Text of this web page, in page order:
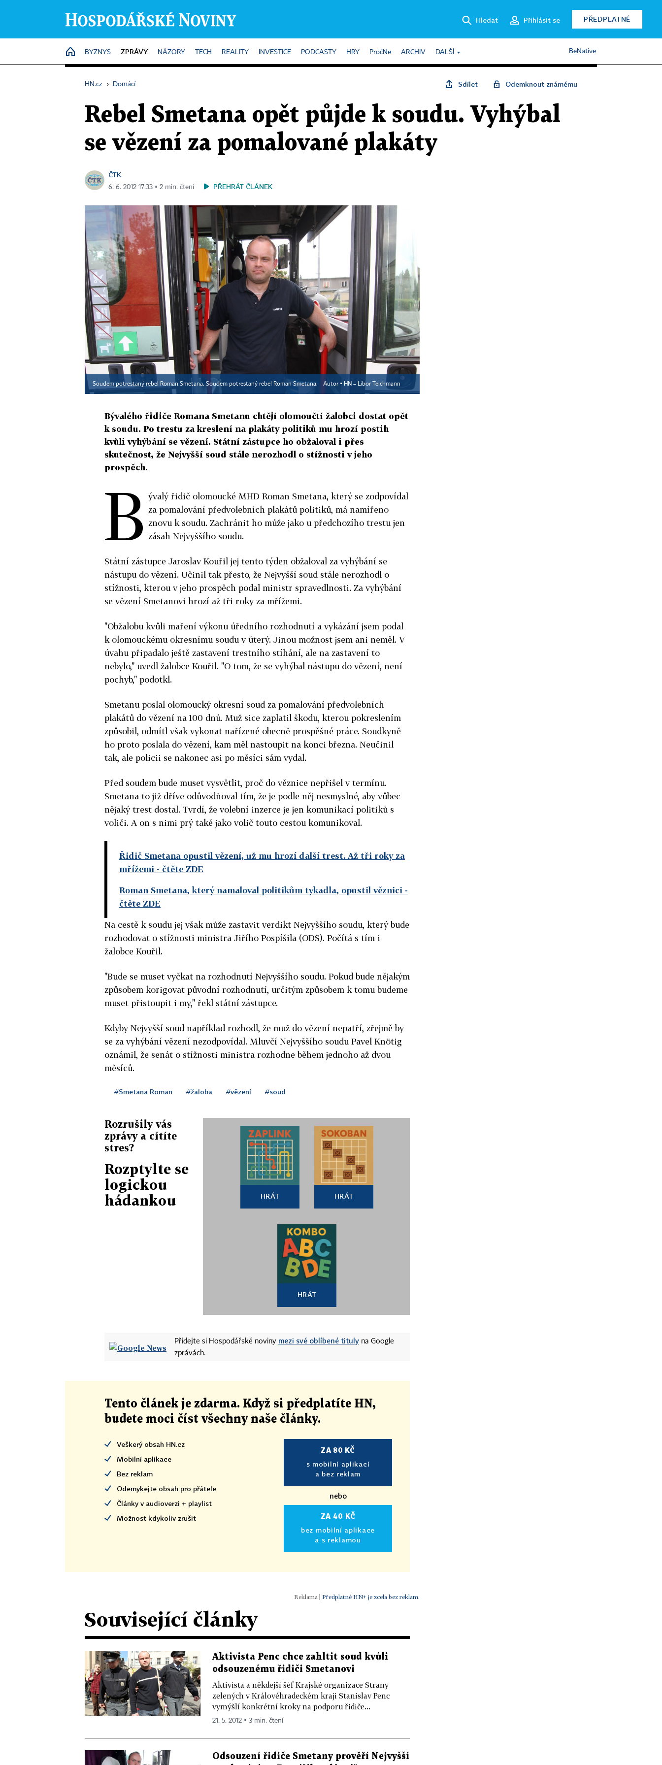
Hledat Přihlásit se PŘEDPLATNÉ
HOME
BYZNYS ZPRÁVY NÁZORY TECH REALITY INVESTICE PODCASTY HRY PročNe ARCHIV DALŠÍ BeNative
HN.cz › Domácí Sdílet Odemknout známému
Rebel Smetana opět půjde k soudu. Vyhýbal
se vězení za pomalované plakáty
ČTK
6. 6. 2012 17:33 ▪ 2 min. čtení PŘEHRÁT ČLÁNEK
Soudem potrestaný rebel Roman Smetana. Soudem potrestaný rebel Roman Smetana. Autor ▪ HN – Libor Teichmann
Bývalého řidiče Romana Smetanu chtějí olomoučtí žalobci dostat opět
k soudu. Po trestu za kreslení na plakáty politiků mu hrozí postih
kvůli vyhýbání se vězení. Státní zástupce ho obžaloval i přes
skutečnost, že Nejvyšší soud stále nerozhodl o stížnosti v jeho
prospěch.
B ývalý řidič olomoucké MHD Roman Smetana, který se zodpovídal
za pomalování předvolebních plakátů politiků, má namířeno
znovu k soudu. Zachránit ho může jako u předchozího trestu jen
zásah Nejvyššího soudu.
Státní zástupce Jaroslav Kouřil jej tento týden obžaloval za vyhýbání se
nástupu do vězení. Učinil tak přesto, že Nejvyšší soud stále nerozhodl o
stížnosti, kterou v jeho prospěch podal ministr spravedlnosti. Za vyhýbání
se vězení Smetanovi hrozí až tři roky za mřížemi.
"Obžalobu kvůli maření výkonu úředního rozhodnutí a vykázání jsem podal
k olomouckému okresnímu soudu v úterý. Jinou možnost jsem ani neměl. V
úvahu připadalo ještě zastavení trestního stíhání, ale na zastavení to
nebylo," uvedl žalobce Kouřil. "O tom, že se vyhýbal nástupu do vězení, není
pochyb," podotkl.
Smetanu poslal olomoucký okresní soud za pomalování předvolebních
plakátů do vězení na 100 dnů. Muž sice zaplatil škodu, kterou pokreslením
způsobil, odmítl však vykonat nařízené obecně prospěšné práce. Soudkyně
ho proto poslala do vězení, kam měl nastoupit na konci března. Neučinil
tak, ale policii se nakonec asi po měsíci sám vydal.
Před soudem bude muset vysvětlit, proč do věznice nepřišel v termínu.
Smetana to již dříve odůvodňoval tím, že je podle něj nesmyslné, aby vůbec
nějaký trest dostal. Tvrdí, že volební inzerce je jen komunikací politiků s
voliči. A on s nimi prý také jako volič touto cestou komunikoval.
Řidič Smetana opustil vězení, už mu hrozí další trest. Až tři roky za
mřížemi - čtěte ZDE
Roman Smetana, který namaloval politikům tykadla, opustil věznici -
čtěte ZDE
Na cestě k soudu jej však může zastavit verdikt Nejvyššího soudu, který bude
rozhodovat o stížnosti ministra Jiřího Pospíšila (ODS). Počítá s tím i
žalobce Kouřil.
"Bude se muset vyčkat na rozhodnutí Nejvyššího soudu. Pokud bude nějakým
způsobem korigovat původní rozhodnutí, určitým způsobem k tomu budeme
muset přistoupit i my," řekl státní zástupce.
Kdyby Nejvyšší soud například rozhodl, že muž do vězení nepatří, zřejmě by
se za vyhýbání vězení nezodpovídal. Mluvčí Nejvyššího soudu Pavel Knötig
oznámil, že senát o stížnosti ministra rozhodne během jednoho až dvou
měsíců.
#Smetana Roman #žaloba #vězení #soud
Rozrušily vás
zprávy a cítíte
stres?
Rozptylte se
logickou
hádankou
HRÁT HRÁT
HRÁT
Přidejte si Hospodářské noviny mezi své oblíbené tituly na Google
zprávách.
Tento článek je zdarma. Když si předplatíte HN,
budete moci číst všechny naše články.
Veškerý obsah HN.cz
Mobilní aplikace
Bez reklam
Odemykejte obsah pro přátele
Články v audioverzi + playlist
Možnost kdykoliv zrušit
ZA 80 KČ
s mobilní aplikací
a bez reklam
nebo
ZA 40 KČ
bez mobilní aplikace
a s reklamou
| Předplatné HN+ je zcela bez reklam.
Související články
Aktivista Penc chce zahltit soud kvůli
odsouzenému řidiči Smetanovi
Aktivista a někdejší šéf Krajské organizace Strany
zelených v Královéhradeckém kraji Stanislav Penc
vymýšlí konkrétní kroky na podporu řidiče...
21. 5. 2012 ▪ 3 min. čtení
Odsouzení řidiče Smetany prověří Nejvyšší